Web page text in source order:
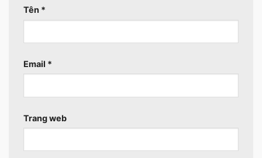
Tên *
Email *
Trang web